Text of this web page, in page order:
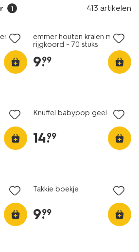
1 413 artikelen
emmer houten kralen met
rijgkoord - 70 stuks
9.
99
Knuffel babypop geel
14.
99
Takkie boekje
9.
99